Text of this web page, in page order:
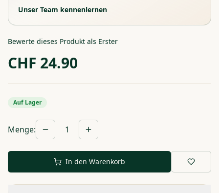
Unser Team kennenlernen
Bewerte dieses Produkt als Erster
CHF 24.90
Auf Lager
Menge: 1
In den Warenkorb